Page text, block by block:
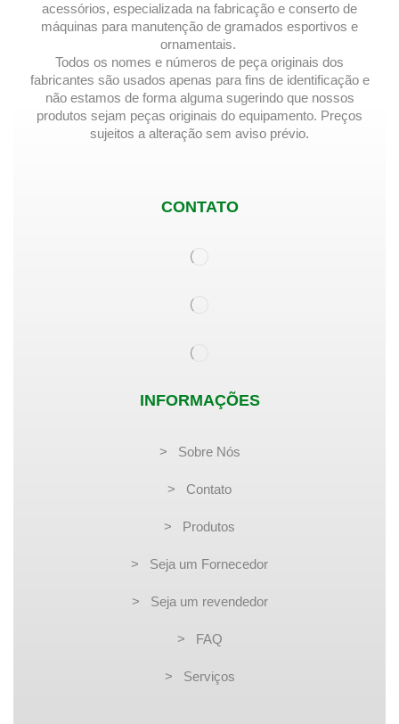
acessórios, especializada na fabricação e conserto de
máquinas para manutenção de gramados esportivos e
ornamentais.
Todos os nomes e números de peça originais dos
fabricantes são usados ​​apenas para fins de identificação e
não estamos de forma alguma sugerindo que nossos
produtos sejam peças originais do equipamento. Preços
sujeitos a alteração sem aviso prévio.
CONTATO
INFORMAÇÕES
> Sobre Nós
> Contato
> Produtos
> Seja um Fornecedor
> Seja um revendedor
> FAQ
> Serviços